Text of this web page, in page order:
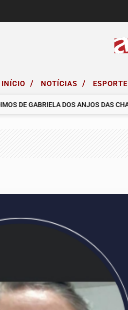
INÍCIO / NOTÍCIAS / ESPORTE
DE GABRIELA DOS ANJOS DAS CHAGAS